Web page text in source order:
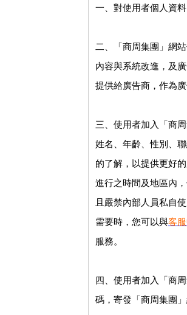
一、對使用者個人資
二、「商周集團」網
內容與系統改進，及
提供給廣告商，作為廣
三、使用者加入「商
姓名、年齡、性別、
的了解，以提供更好
進行之時間及地區內
且嚴禁內部人員私自
需要時，您可以與客
服務。
四、使用者加入「商
碼，寄發「商周集團